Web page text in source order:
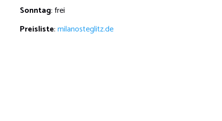
Sonntag: frei
Preisliste:milanosteglitz.de